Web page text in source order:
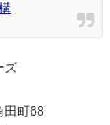
ズ
田町68